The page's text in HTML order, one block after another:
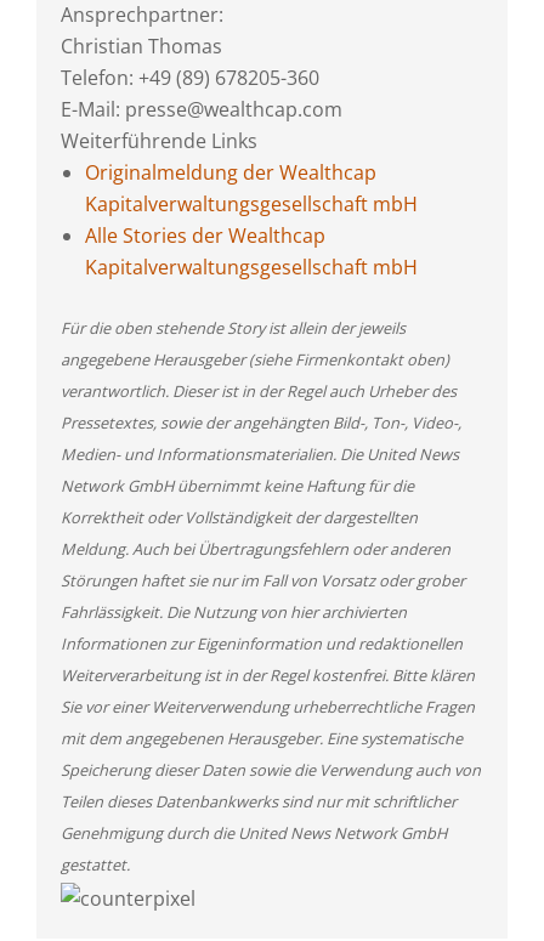
Ansprechpartner:
Christian Thomas
Telefon: +49 (89) 678205-360
E-Mail: presse@wealthcap.com
Weiterführende Links
Originalmeldung der Wealthcap
Kapitalverwaltungsgesellschaft mbH
Alle Stories der Wealthcap
Kapitalverwaltungsgesellschaft mbH
Für die oben stehende Story ist allein der jeweils
angegebene Herausgeber (siehe Firmenkontakt oben)
verantwortlich. Dieser ist in der Regel auch Urheber des
Pressetextes, sowie der angehängten Bild-, Ton-, Video-,
Medien- und Informationsmaterialien. Die United News
Network GmbH übernimmt keine Haftung für die
Korrektheit oder Vollständigkeit der dargestellten
Meldung. Auch bei Übertragungsfehlern oder anderen
Störungen haftet sie nur im Fall von Vorsatz oder grober
Fahrlässigkeit. Die Nutzung von hier archivierten
Informationen zur Eigeninformation und redaktionellen
Weiterverarbeitung ist in der Regel kostenfrei. Bitte klären
Sie vor einer Weiterverwendung urheberrechtliche Fragen
mit dem angegebenen Herausgeber. Eine systematische
Speicherung dieser Daten sowie die Verwendung auch von
Teilen dieses Datenbankwerks sind nur mit schriftlicher
Genehmigung durch die United News Network GmbH
gestattet.